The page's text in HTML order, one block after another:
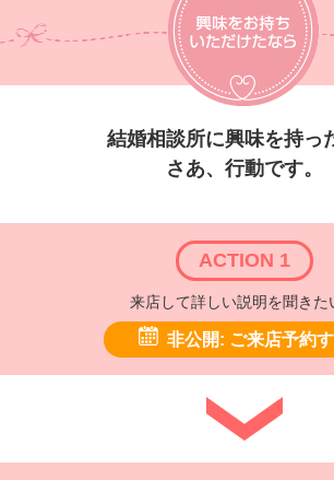
結婚相談所に興味を持っ
さあ、行動です。
ACTION 1
来店して詳しい説明を聞きた
非公開: ご来店予約